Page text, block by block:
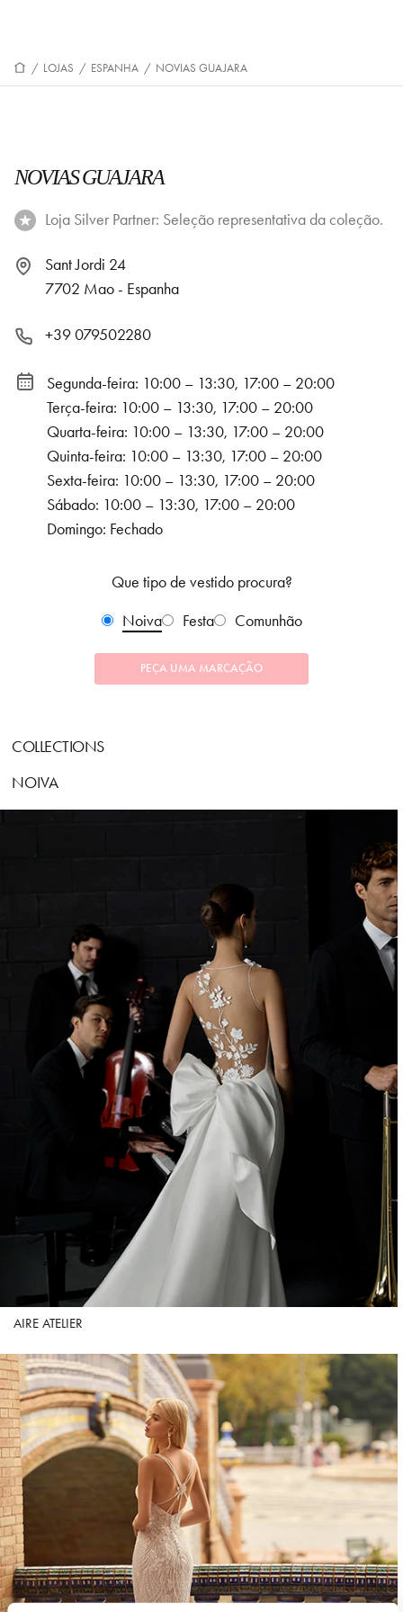
/ LOJAS / ESPANHA / NOVIAS GUAJARA
NOVIAS GUAJARA
Loja Silver Partner: Seleção representativa da coleção.
Sant Jordi 24
7702 Mao - Espanha
+39 079502280
Segunda-feira: 10:00 – 13:30, 17:00 – 20:00
Terça-feira: 10:00 – 13:30, 17:00 – 20:00
Quarta-feira: 10:00 – 13:30, 17:00 – 20:00
Quinta-feira: 10:00 – 13:30, 17:00 – 20:00
Sexta-feira: 10:00 – 13:30, 17:00 – 20:00
Sábado: 10:00 – 13:30, 17:00 – 20:00
Domingo: Fechado
Que tipo de vestido procura?
Noiva
Festa Comunhão
PEÇA UMA MARCAÇÃO
COLLECTIONS
NOIVA
AIRE ATELIER